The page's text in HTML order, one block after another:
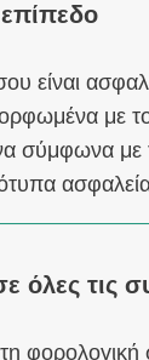
είναι
με
σύμφωνα με
όλες τις